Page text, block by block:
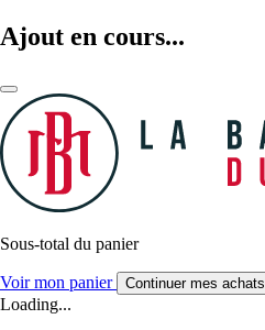
Ajout en cours...
Sous-total du panier
Voir mon panier Continuer mes achats
Loading...